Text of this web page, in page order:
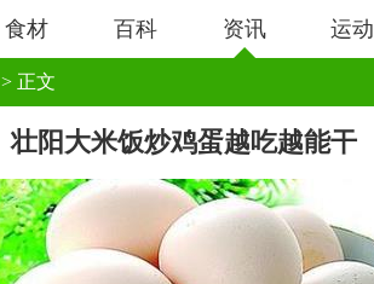
食材 百科 资讯 运动
> 正文
壮阳大米饭炒鸡蛋越吃越能干